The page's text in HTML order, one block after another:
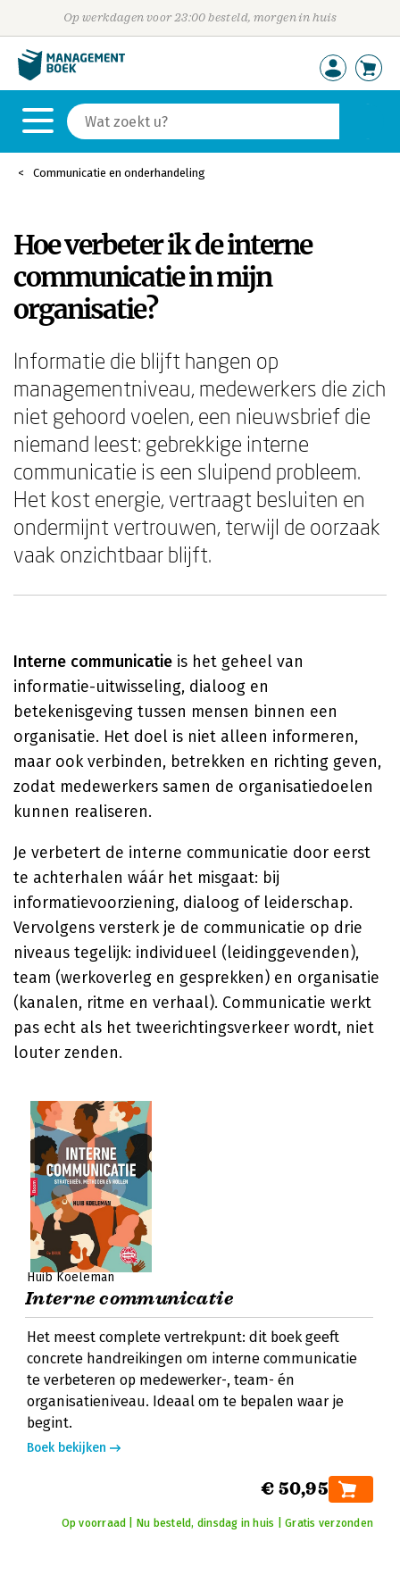
Op werkdagen voor 23:00 besteld, morgen in huis
Communicatie en onderhandeling
Hoe verbeter ik de interne
communicatie in mijn
organisatie?
Informatie die blijft hangen op
managementniveau, medewerkers die zich
niet gehoord voelen, een nieuwsbrief die
niemand leest: gebrekkige interne
communicatie is een sluipend probleem.
Het kost energie, vertraagt besluiten en
ondermijnt vertrouwen, terwijl de oorzaak
vaak onzichtbaar blijft.
Interne communicatie is het geheel van
informatie-uitwisseling, dialoog en
betekenisgeving tussen mensen binnen een
organisatie. Het doel is niet alleen informeren,
maar ook verbinden, betrekken en richting geven,
zodat medewerkers samen de organisatiedoelen
kunnen realiseren.
Je verbetert de interne communicatie door eerst
te achterhalen wáár het misgaat: bij
informatievoorziening, dialoog of leiderschap.
Vervolgens versterk je de communicatie op drie
niveaus tegelijk: individueel (leidinggevenden),
team (werkoverleg en gesprekken) en organisatie
(kanalen, ritme en verhaal). Communicatie werkt
pas echt als het tweerichtingsverkeer wordt, niet
louter zenden.
Huib Koeleman
Interne communicatie
Het meest complete vertrekpunt: dit boek geeft
concrete handreikingen om interne communicatie
te verbeteren op medewerker-, team- én
organisatieniveau. Ideaal om te bepalen waar je
begint.
Boek bekijken
€ 50,95
Op voorraad | Nu besteld, dinsdag in huis | Gratis verzonden